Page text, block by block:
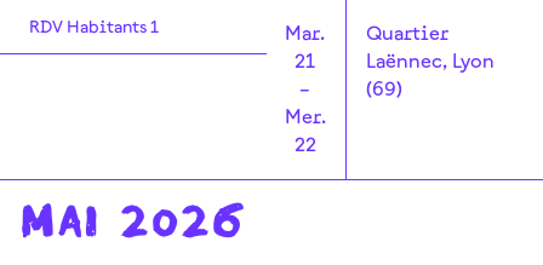
Mar.
21
–
Mer.
22
Quartier
Laënnec, Lyon
(69)
RDV Habitants 1
mai 2026